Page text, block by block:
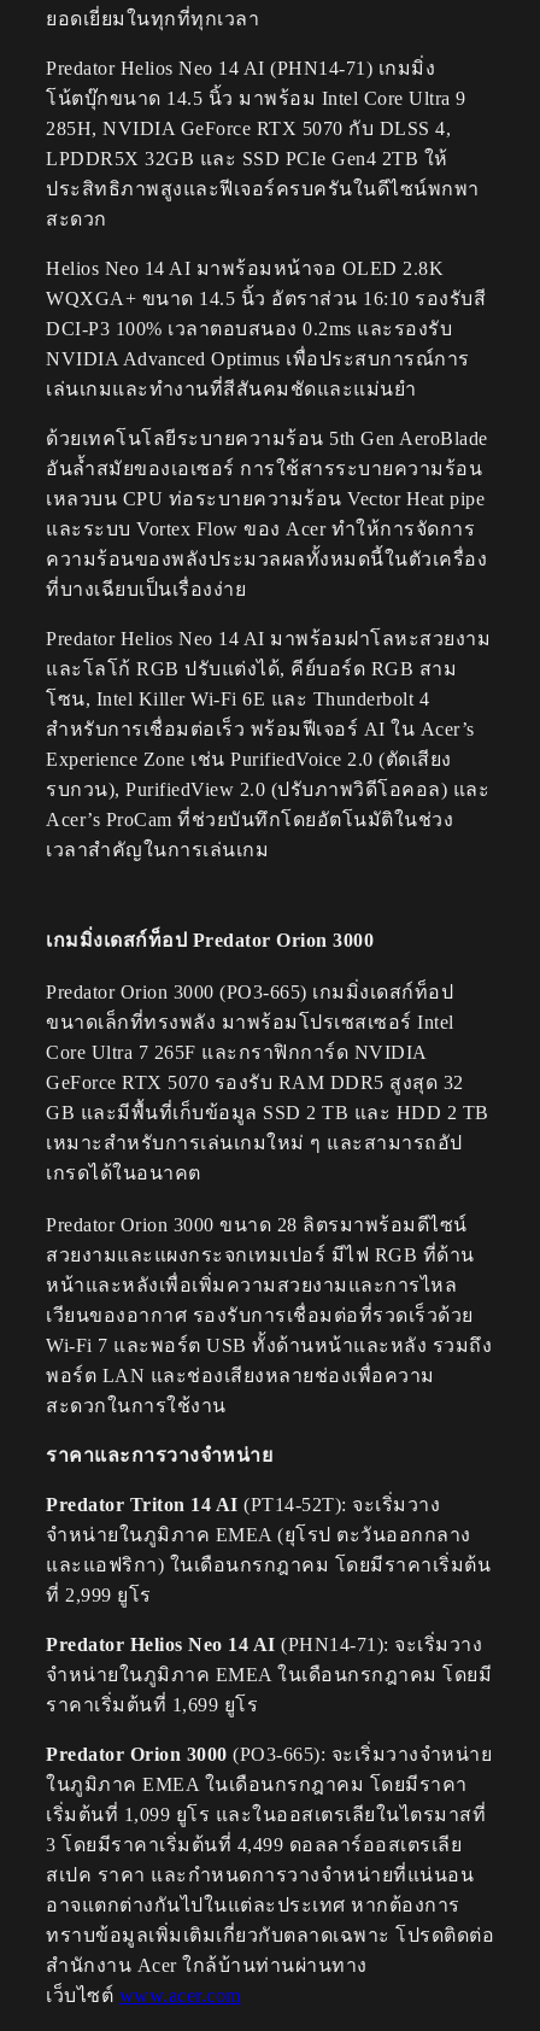
ยอดเยี่ยมในทุกที่ทุกเวลา
Predator Helios Neo 14 AI (PHN14-71) เกมมิ่ง
โน้ตบุ๊กขนาด 14.5 นิ้ว มาพร้อม Intel Core Ultra 9
285H, NVIDIA GeForce RTX 5070 กับ DLSS 4,
LPDDR5X 32GB และ SSD PCIe Gen4 2TB ให้
ประสิทธิภาพสูงและฟีเจอร์ครบครันในดีไซน์พกพา
สะดวก
Helios Neo 14 AI มาพร้อมหน้าจอ OLED 2.8K
WQXGA+ ขนาด 14.5 นิ้ว อัตราส่วน 16:10 รองรับสี
DCI-P3 100% เวลาตอบสนอง 0.2ms และรองรับ
NVIDIA Advanced Optimus เพื่อประสบการณ์การ
เล่นเกมและทำงานที่สีสันคมชัดและแม่นยำ
ด้วยเทคโนโลยีระบายความร้อน 5th Gen AeroBlade
อันล้ำสมัยของเอเซอร์ การใช้สารระบายความร้อน
เหลวบน CPU ท่อระบายความร้อน Vector Heat pipe
และระบบ Vortex Flow ของ Acer ทำให้การจัดการ
ความร้อนของพลังประมวลผลทั้งหมดนี้ในตัวเครื่อง
ที่บางเฉียบเป็นเรื่องง่าย
Predator Helios Neo 14 AI มาพร้อมฝาโลหะสวยงาม
และโลโก้ RGB ปรับแต่งได้, คีย์บอร์ด RGB สาม
โซน, Intel Killer Wi-Fi 6E และ Thunderbolt 4
สำหรับการเชื่อมต่อเร็ว พร้อมฟีเจอร์ AI ใน Acer’s
Experience Zone เช่น PurifiedVoice 2.0 (ตัดเสียง
รบกวน), PurifiedView 2.0 (ปรับภาพวิดีโอคอล) และ
Acer’s ProCam ที่ช่วยบันทึกโดยอัตโนมัติในช่วง
เวลาสำคัญในการเล่นเกม
เกมมิ่งเดสก์ท็อป Predator Orion 3000
Predator Orion 3000 (PO3-665) เกมมิ่งเดสก์ท็อป
ขนาดเล็กที่ทรงพลัง มาพร้อมโปรเซสเซอร์ Intel
Core Ultra 7 265F และกราฟิกการ์ด NVIDIA
GeForce RTX 5070 รองรับ RAM DDR5 สูงสุด 32
GB และมีพื้นที่เก็บข้อมูล SSD 2 TB และ HDD 2 TB
เหมาะสำหรับการเล่นเกมใหม่ ๆ และสามารถอัป
เกรดได้ในอนาคต
Predator Orion 3000 ขนาด 28 ลิตรมาพร้อมดีไซน์
สวยงามและแผงกระจกเทมเปอร์ มีไฟ RGB ที่ด้าน
หน้าและหลังเพื่อเพิ่มความสวยงามและการไหล
เวียนของอากาศ รองรับการเชื่อมต่อที่รวดเร็วด้วย
Wi-Fi 7 และพอร์ต USB ทั้งด้านหน้าและหลัง รวมถึง
พอร์ต LAN และช่องเสียงหลายช่องเพื่อความ
สะดวกในการใช้งาน
ราคาและการวางจำหน่าย
Predator Triton 14 AI (PT14-52T): จะเริ่มวาง
จำหน่ายในภูมิภาค EMEA (ยุโรป ตะวันออกกลาง
และแอฟริกา) ในเดือนกรกฎาคม โดยมีราคาเริ่มต้น
ที่ 2,999 ยูโร
Predator Helios Neo 14 AI (PHN14-71): จะเริ่มวาง
จำหน่ายในภูมิภาค EMEA ในเดือนกรกฎาคม โดยมี
ราคาเริ่มต้นที่ 1,699 ยูโร
Predator Orion 3000 (PO3-665): จะเริ่มวางจำหน่าย
ในภูมิภาค EMEA ในเดือนกรกฎาคม โดยมีราคา
เริ่มต้นที่ 1,099 ยูโร และในออสเตรเลียในไตรมาสที่
3 โดยมีราคาเริ่มต้นที่ 4,499 ดอลลาร์ออสเตรเลีย
สเปค ราคา และกำหนดการวางจำหน่ายที่แน่นอน
อาจแตกต่างกันไปในแต่ละประเทศ หากต้องการ
ทราบข้อมูลเพิ่มเติมเกี่ยวกับตลาดเฉพาะ โปรดติดต่อ
สำนักงาน Acer ใกล้บ้านท่านผ่านทาง
เว็บไซต์ www.acer.com